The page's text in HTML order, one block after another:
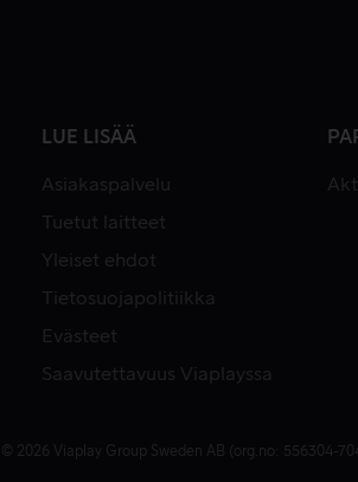
LUE LISÄÄ
Asiakaspalvelu
Tuetut laitteet
Yleiset ehdot
Tietosuojapolitiikka
Evästeet
Saavutettavuus Viaplayssa
© 2026 Viaplay Group Sweden AB (org.no: 556304-